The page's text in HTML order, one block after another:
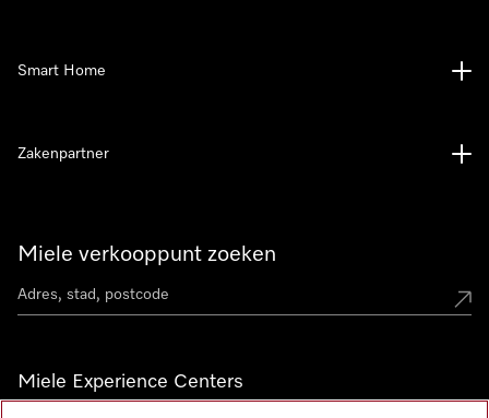
Miele verkooppunt zoeken
Miele Experience Centers
Smart Home
Zakenpartner